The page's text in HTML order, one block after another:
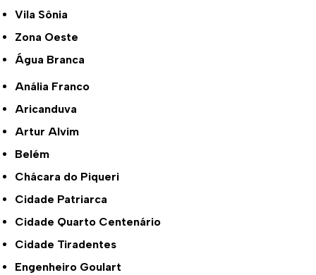
Vila Sônia
Zona Oeste
Água Branca
Anália Franco
Aricanduva
Artur Alvim
Belém
Chácara do Piqueri
Cidade Patriarca
Cidade Quarto Centenário
Cidade Tiradentes
Engenheiro Goulart